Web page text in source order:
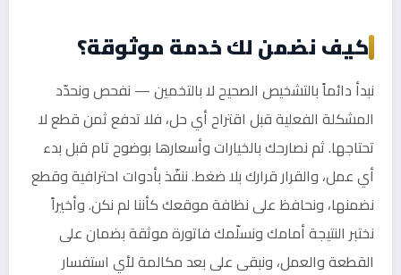
كيف نضمن لك خدمة موثوقة؟
نبدأ دائماً بالتشخيص الصحيح لا بالتخمين — نفحص ونحدّد
المشكلة الفعلية قبل اقتراح أي حل، فلا تدفع ثمن قطع لا
تحتاجها. ثم نصارحك بالخيارات وأسعارها بوضوح تام قبل بدء
أي عمل، والقرار قرارك بلا ضغط. ننفّذ بأدوات احترافية وقطع
نضمنها، ونحافظ على نظافة موقعك كأننا لم نكن. وأخيراً
نختبر النتيجة أمامك ونسلّمك فاتورة موثقة بضمان على
القطعة والعمل، ونبقى على بعد مكالمة لأي استفسار